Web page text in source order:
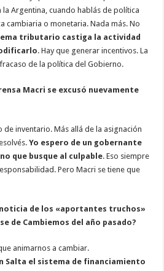
la Argentina, cuando hablás de política
cambiaria o monetaria. Nada más. No
tributario castiga la actividad
. Hay que generar incentivos. La
de la política del Gobierno.
Macri se excusó nuevamente
inventario. Más allá de la asignación
Yo espero de un gobernante
que busque al culpable. Eso siempre
Pero Macri se tiene que
de los «aportantes truchos»
de Cambiemos del año pasado?
animarnos a cambiar.
Salta el sistema de financiamiento